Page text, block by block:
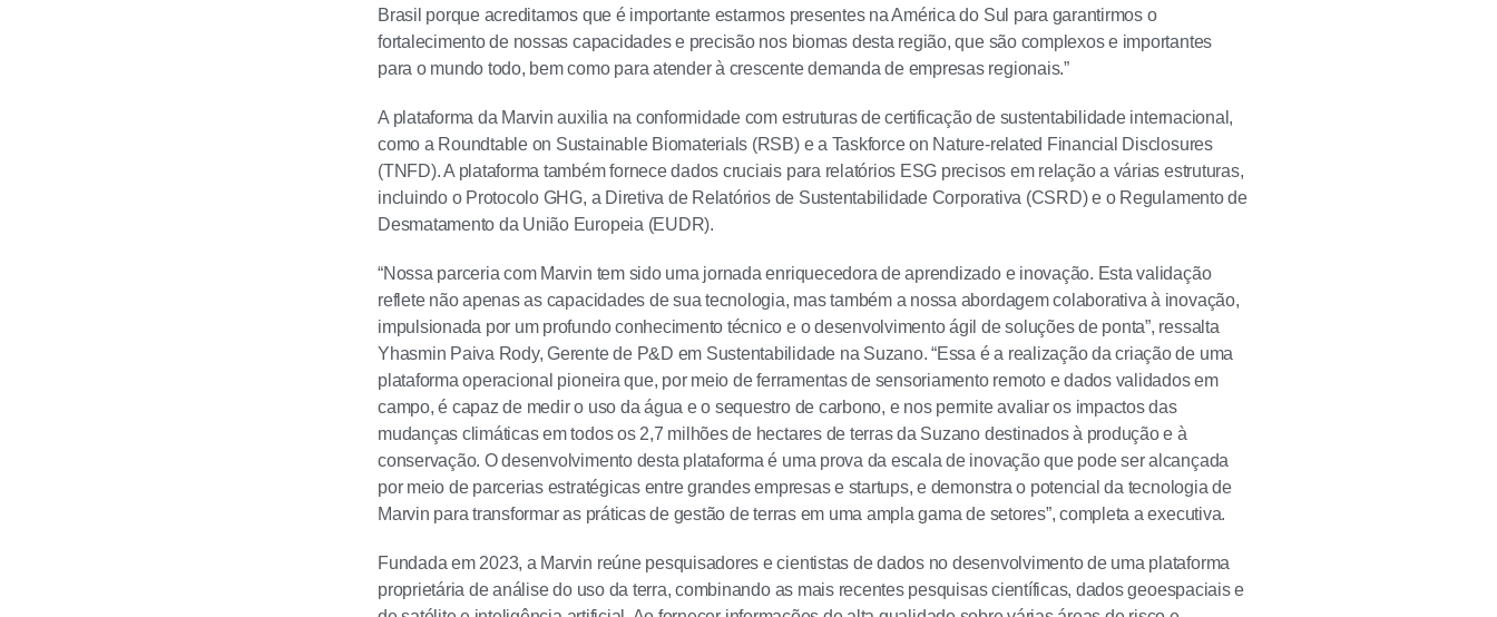
Brasil porque acreditamos que é importante estarmos presentes na América do Sul para garantirmos o
fortalecimento de nossas capacidades e precisão nos biomas desta região, que são complexos e importantes
para o mundo todo, bem como para atender à crescente demanda de empresas regionais.”
A plataforma da Marvin auxilia na conformidade com estruturas de certificação de sustentabilidade internacional,
como a Roundtable on Sustainable Biomaterials (RSB) e a Taskforce on Nature-related Financial Disclosures
(TNFD). A plataforma também fornece dados cruciais para relatórios ESG precisos em relação a várias estruturas,
incluindo o Protocolo GHG, a Diretiva de Relatórios de Sustentabilidade Corporativa (CSRD) e o Regulamento de
Desmatamento da União Europeia (EUDR).
“Nossa parceria com Marvin tem sido uma jornada enriquecedora de aprendizado e inovação. Esta validação
reflete não apenas as capacidades de sua tecnologia, mas também a nossa abordagem colaborativa à inovação,
impulsionada por um profundo conhecimento técnico e o desenvolvimento ágil de soluções de ponta”, ressalta
Yhasmin Paiva Rody, Gerente de P&D em Sustentabilidade na Suzano. “Essa é a realização da criação de uma
plataforma operacional pioneira que, por meio de ferramentas de sensoriamento remoto e dados validados em
campo, é capaz de medir o uso da água e o sequestro de carbono, e nos permite avaliar os impactos das
mudanças climáticas em todos os 2,7 milhões de hectares de terras da Suzano destinados à produção e à
conservação. O desenvolvimento desta plataforma é uma prova da escala de inovação que pode ser alcançada
por meio de parcerias estratégicas entre grandes empresas e startups, e demonstra o potencial da tecnologia de
Marvin para transformar as práticas de gestão de terras em uma ampla gama de setores”, completa a executiva.
Fundada em 2023, a Marvin reúne pesquisadores e cientistas de dados no desenvolvimento de uma plataforma
proprietária de análise do uso da terra, combinando as mais recentes pesquisas científicas, dados geoespaciais e